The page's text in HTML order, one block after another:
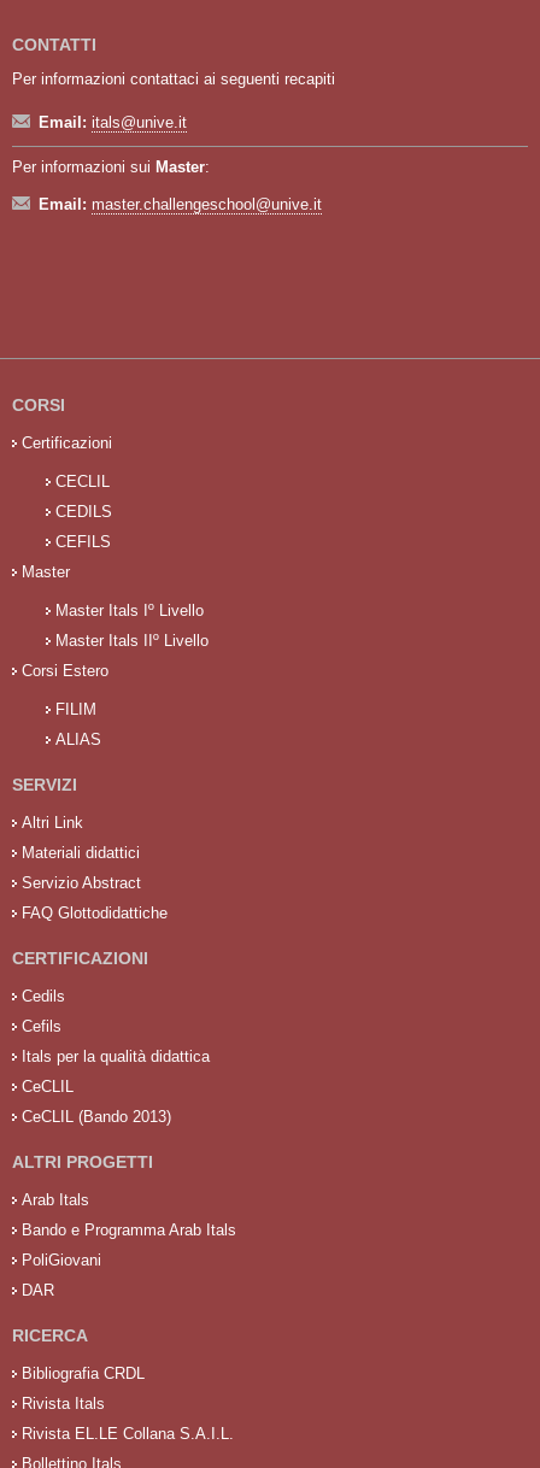
CONTATTI
Per informazioni contattaci ai seguenti recapiti
Email: itals@unive.it
Per informazioni sui Master:
Email: master.challengeschool@unive.it
CORSI
Certificazioni
CECLIL
CEDILS
CEFILS
Master
Master Itals Iº Livello
Master Itals IIº Livello
Corsi Estero
FILIM
ALIAS
SERVIZI
Altri Link
Materiali didattici
Servizio Abstract
FAQ Glottodidattiche
CERTIFICAZIONI
Cedils
Cefils
Itals per la qualità didattica
CeCLIL
CeCLIL (Bando 2013)
ALTRI PROGETTI
Arab Itals
Bando e Programma Arab Itals
PoliGiovani
DAR
RICERCA
Bibliografia CRDL
Rivista Itals
Rivista EL.LE Collana S.A.I.L.
Bollettino Itals